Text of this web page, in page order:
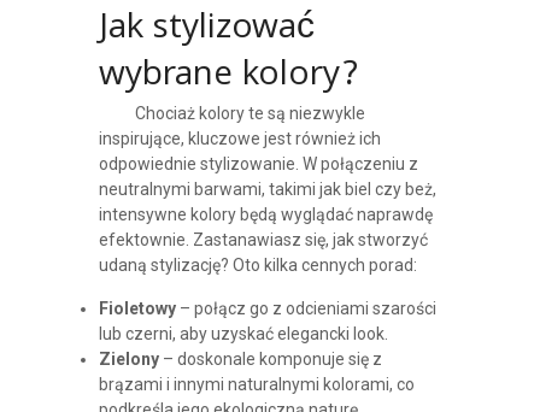
Jak stylizować
wybrane kolory?
Chociaż kolory te są niezwykle
inspirujące, kluczowe jest również ich
odpowiednie stylizowanie. W połączeniu z
neutralnymi barwami, takimi jak biel czy beż,
intensywne kolory będą wyglądać naprawdę
efektownie. Zastanawiasz się, jak stworzyć
udaną stylizację? Oto kilka cennych porad:
Fioletowy– połącz go z odcieniami szarości
lub czerni, aby uzyskać elegancki look.
Zielony– doskonale komponuje się z
brązami i innymi naturalnymi kolorami, co